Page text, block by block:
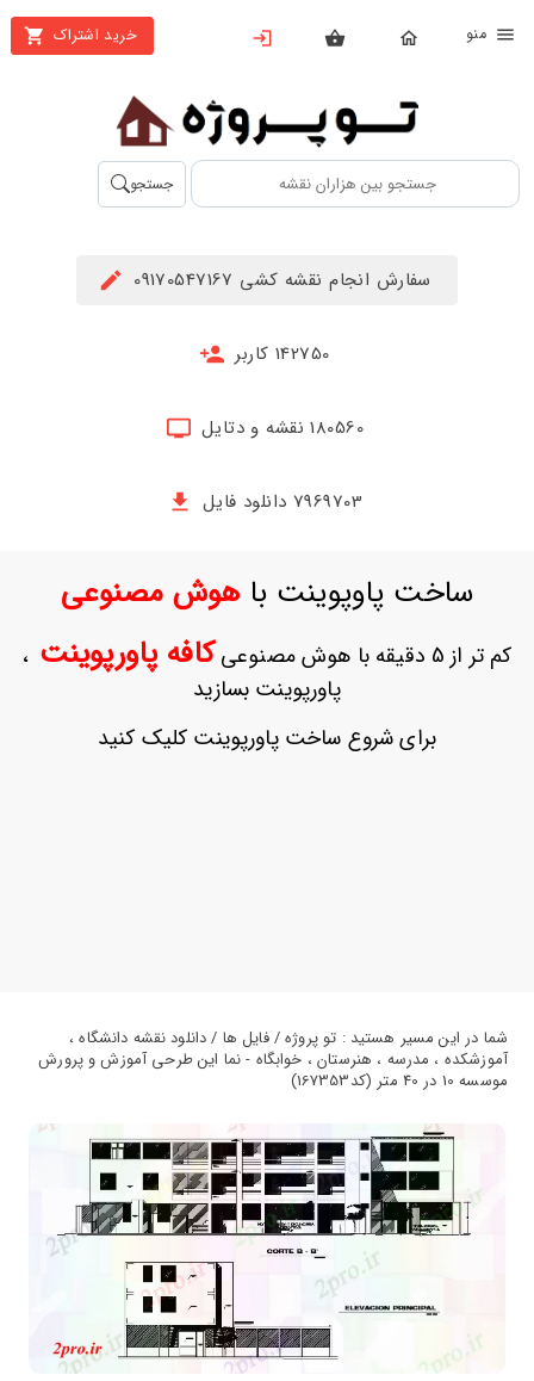
خرید اشتراک
بستن
محصولات
تهیه
اشتراک
حساب
ثبت
بازیابی
جستجو
سفارش انجام نقشه کشی 09170547167
142750 کاربر
180560 نقشه و دتایل
7969703 دانلود فایل
ساخت پاوپوینت باهوش مصنوعی
کم تر از 5 دقیقه با هوش مصنوعی کافه پاورپوینت ،
پاورپوینت بسازید
برای شروع ساخت پاورپوینت کلیک کنید
شما در این مسیر هستید : تو پروژه / فایل ها / دانلود نقشه دانشگاه ،
آموزشکده ، مدرسه ، هنرستان ، خوابگاه - نما این طرحی آموزش و پرورش
موسسه 10 در 40 متر (کد167353)